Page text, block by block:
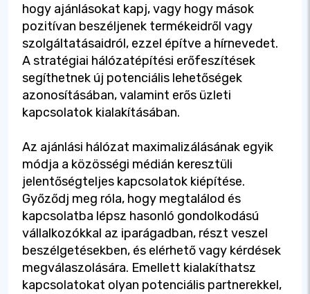
hogy ajánlásokat kapj, vagy hogy mások
pozitívan beszéljenek termékeidről vagy
szolgáltatásaidról, ezzel építve a hírnevedet.
A stratégiai hálózatépítési erőfeszítések
segíthetnek új potenciális lehetőségek
azonosításában, valamint erős üzleti
kapcsolatok kialakításában.
Az ajánlási hálózat maximalizálásának egyik
módja a közösségi médián keresztüli
jelentőségteljes kapcsolatok kiépítése.
Győződj meg róla, hogy megtalálod és
kapcsolatba lépsz hasonló gondolkodású
vállalkozókkal az iparágadban, részt veszel
beszélgetésekben, és elérhető vagy kérdések
megválaszolására. Emellett kialakíthatsz
kapcsolatokat olyan potenciális partnerekkel,